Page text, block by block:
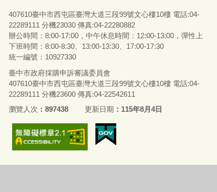
407610臺中市西屯區臺灣大道三段99號文心樓10樓 電話:04-
22289111 分機23030 傳真:04-22280882
辦公時間：8:00-17:00，中午休息時間：12:00-13:00，彈性上
下班時間：8:00-8:30、13:00-13:30、17:00-17:30
統一編號：10927330
臺中市政府採購申訴審議委員會
407610臺中市西屯區臺灣大道三段99號文心樓10樓 電話:04-
22289111 分機23600 傳真:04-22542611
瀏覽人次
897438 更新日期 115年8月4日